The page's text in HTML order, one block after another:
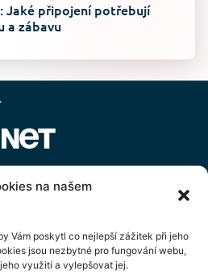
na našem
Vám poskytl co nejlepší zážitek při jeho
jsou nezbytné pro fungování webu,
využití a vylepšovat jej.
Jaké připojení potřebují
a zábavu
internet.cz
internet ICTP, z.s.
Kvalitní internet ICTP, z.s.